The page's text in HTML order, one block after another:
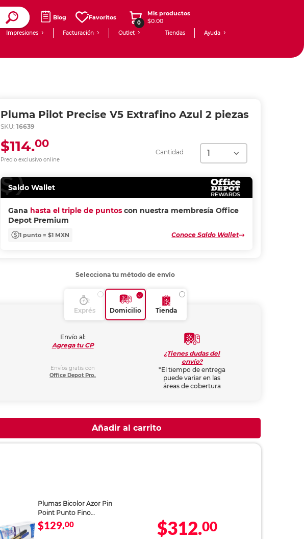
Blog Favoritos
0
Mis productos
$0.00
Impresiones Facturación Outlet Tiendas Ayuda
Pluma Pilot Precise V5 Extrafino Azul 2 piezas
SKU: 16639
Cantidad
Precio exclusivo online
$114.00
Saldo Wallet
Gana hasta el triple de puntos con nuestra membresía Office
Depot Premium
1 punto = $1 MXN Conoce Saldo Wallet
Selecciona tu método de envío
Exprés Domicilio Tienda
Envío al:
Agrega tu CP
Envíos gratis con
Office Depot Pro.
¿Tienes dudas del
envío?
*El tiempo de entrega
puede variar en las
áreas de cobertura
Añadir al carrito
Plumas Bicolor Azor Pin
Point Punto Fino
Negro/Azul 12 piezas
$129.00 $312.00